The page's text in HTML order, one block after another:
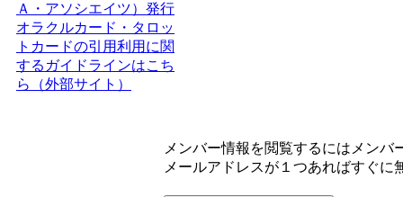
Ａ・アソシエイツ）発行
オラクルカード・タロッ
トカードの引用利用に関
するガイドラインはこち
ら（外部サイト）
メンバー情報を閲覧するにはメン
メールアドレスが１つあればすぐに